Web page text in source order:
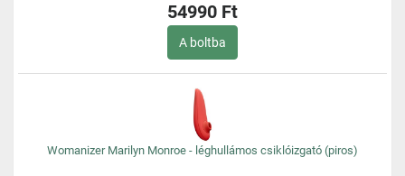
54990 Ft
A boltba
Womanizer Marilyn Monroe - léghullámos csiklóizgató (piros)